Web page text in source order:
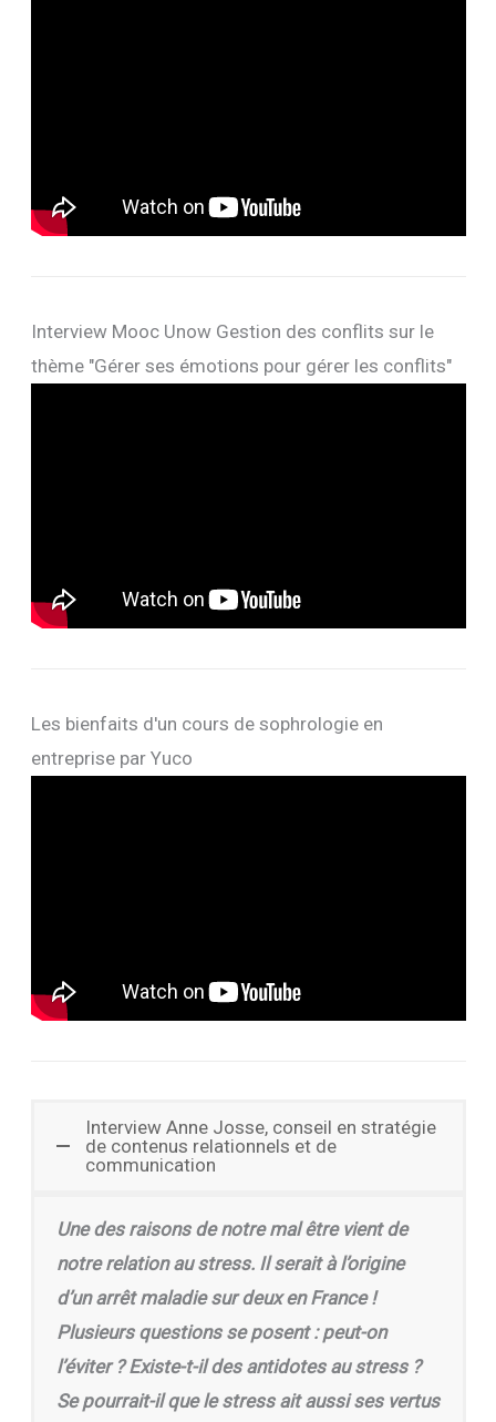
Interview Mooc Unow Gestion des conflits sur le
thème "Gérer ses émotions pour gérer les conflits"
Les bienfaits d'un cours de sophrologie en
entreprise par Yuco
Interview Anne Josse, conseil en stratégie
de contenus relationnels et de
communication
Une des raisons de notre mal être vient de
notre relation au stress. Il serait à l’origine
d’un arrêt maladie sur deux en France !
Plusieurs questions se posent : peut-on
l’éviter ? Existe-t-il des antidotes au stress ?
Se pourrait-il que le stress ait aussi ses vertus